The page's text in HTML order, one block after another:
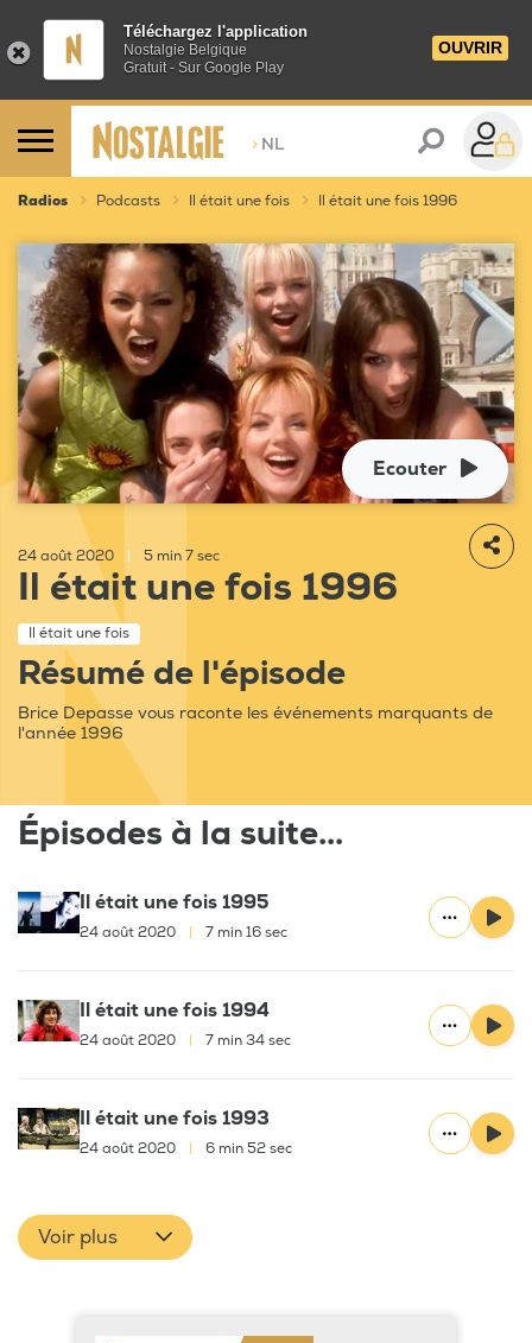
Téléchargez l'application
Nostalgie Belgique
Gratuit - Sur Google Play
OUVRIR
> NL
Radios Podcasts Il était une fois Il était une fois 1996
Ecouter
24 août 2020 5 min 7 sec
Il était une fois 1996
Il était une fois
Résumé de l'épisode
Brice Depasse vous raconte les événements marquants de
l'année 1996
Épisodes à la suite...
Il était une fois 1995
24 août 2020 7 min 16 sec
Il était une fois 1994
24 août 2020 7 min 34 sec
Il était une fois 1993
24 août 2020 6 min 52 sec
Voir plus